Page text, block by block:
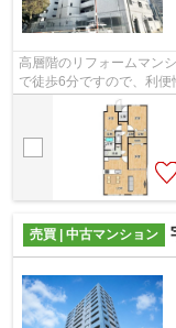
高層階のリフォームマン
で徒歩6分ですので、利便
能ですのでお気軽にお問
売買 | 中古マンション